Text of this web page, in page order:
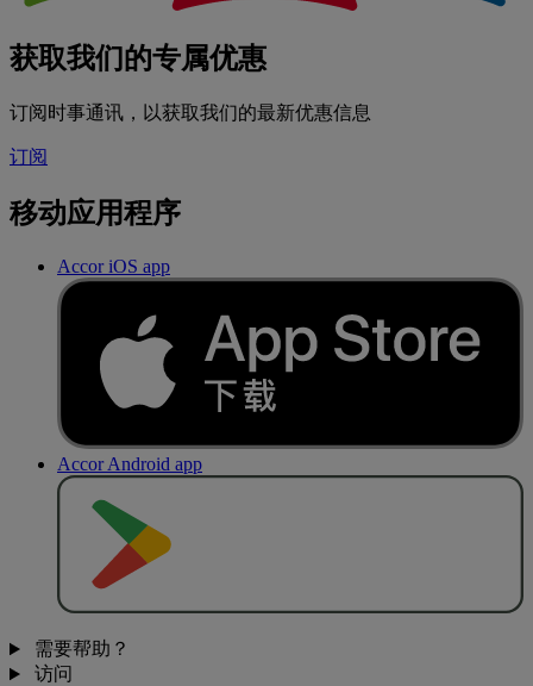
获取我们的专属优惠
订阅时事通讯，以获取我们的最新优惠信息
订阅
移动应用程序
Accor iOS app
Accor Android app
需要帮助？
访问